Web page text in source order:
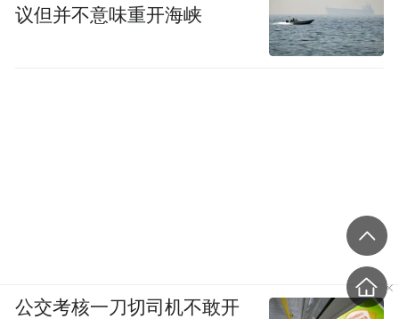
议但并不意味重开海峡
公交考核一刀切司机不敢开